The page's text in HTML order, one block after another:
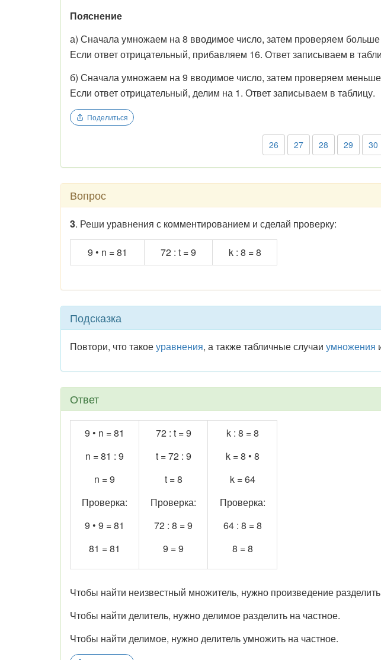
Пояснение
а) Сначала умножаем на 8 вводимое число, затем проверяем
Если ответ отрицательный, прибавляем 16. Ответ записываем в
б) Сначала умножаем на 9 вводимое число, затем проверяем
Если ответ отрицательный, делим на 1. Ответ записываем в таблицу.
Поделиться
26 27 28 29 30
Вопрос
3. Реши уравнения с комментированием и сделай проверку:
9 • n = 81 72 : t = 9 k : 8 = 8
Подсказка
Повтори, что такоеуравнения, а также табличные случаи умножения
Ответ
9 • n = 81
n = 81 : 9
n = 9
Проверка:
9 • 9 = 81
81 = 81
72 : t = 9
t = 72 : 9
t = 8
Проверка:
72 : 8 = 9
9 = 9
k : 8 = 8
k = 8 • 8
k = 64
Проверка:
64 : 8 = 8
8 = 8
Чтобы найти неизвестный множитель, нужно произведение
Чтобы найти делитель, нужно делимое разделить на частное.
Чтобы найти делимое, нужно делитель умножить на частное.